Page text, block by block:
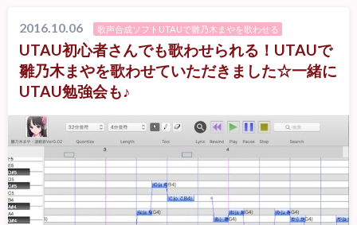
2016.10.06 歌声合成ソフトUTAUで雛乃木まやを歌わせる
UTAU初心者さんでも歌わせられる！UTAUで
雛乃木まやを歌わせていただきました☆一緒に
UTAU勉強会も♪